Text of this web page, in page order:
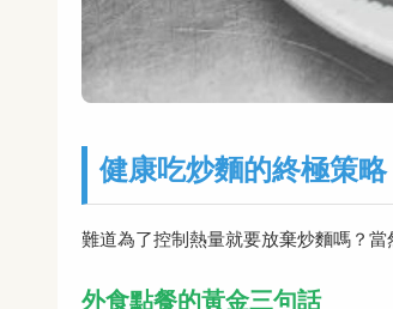
健康吃炒麵的終極策
難道為了控制熱量就要放棄炒麵嗎？當
外食點餐的黃金三句話